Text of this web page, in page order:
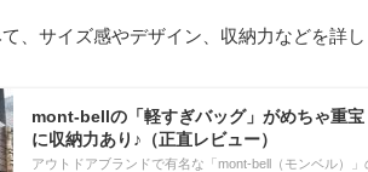
、サイズ感やデザイン、収納力などを詳し
mont-bellの「軽すぎバッグ」がめちゃ重
に収納力あり♪（正直レビュー）
アウトドアブランドで有名な「mont-bell（モンベル）